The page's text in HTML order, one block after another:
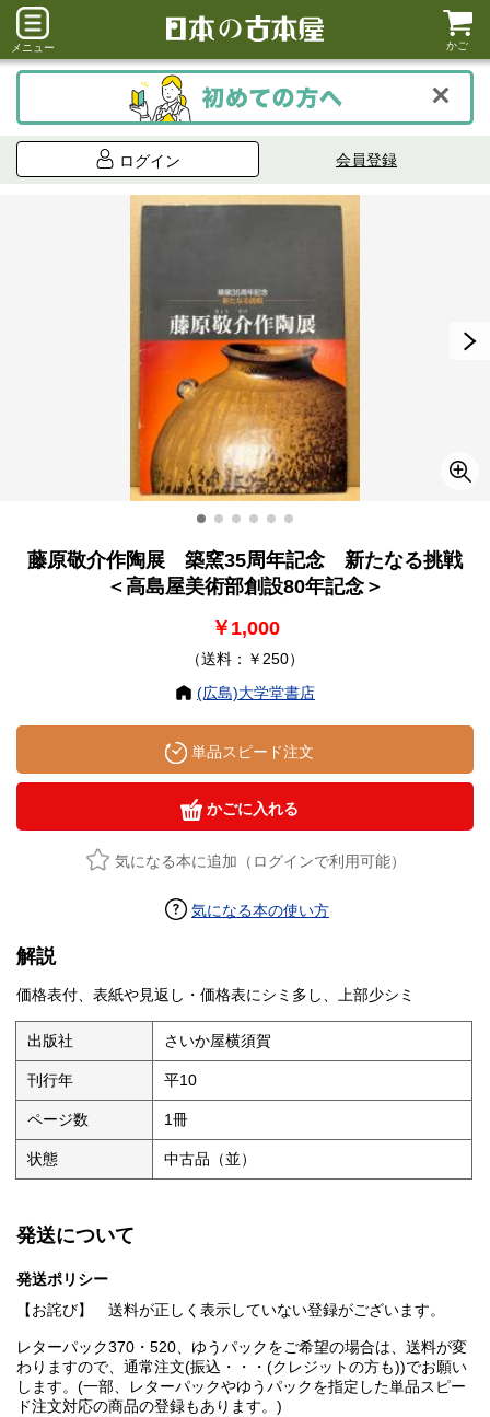
メニュー かご
ログイン 会員登録
藤原敬介作陶展 築窯35周年記念 新たなる挑戦
＜高島屋美術部創設80年記念＞
￥1,000
（送料：￥250）
(広島)大学堂書店
単品スピード注文
かごに入れる
気になる本に追加（ログインで利用可能）
気になる本の使い方
解説
価格表付、表紙や見返し・価格表にシミ多し、上部少シミ
出版社 さいか屋横須賀
刊行年 平10
ページ数 1冊
状態 中古品（並）
発送について
発送ポリシー
【お詫び】 送料が正しく表示していない登録がございます。
レターパック370・520、ゆうパックをご希望の場合は、送料が変
わりますので、通常注文(振込・・・(クレジットの方も))でお願い
します。(一部、レターパックやゆうパックを指定した単品スピー
ド注文対応の商品の登録もあります。)